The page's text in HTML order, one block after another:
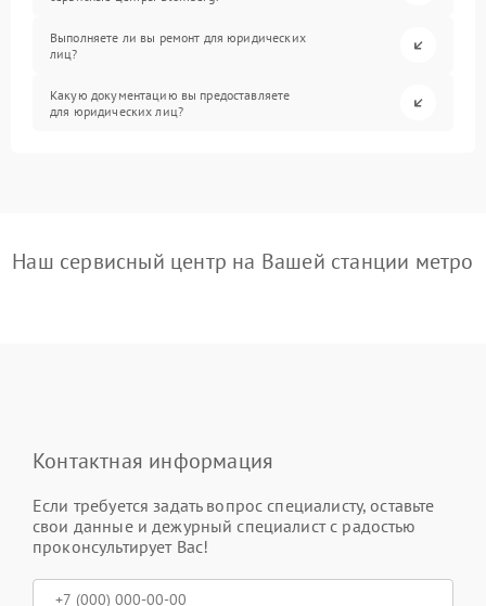
Выполняете ли вы ремонт для юридических
лиц?
Какую документацию вы предоставляете
для юридических лиц?
Наш сервисный центр на Вашей станции метро
Контактная информация
Если требуется задать вопрос специалисту, оставьте
свои данные и дежурный специалист с радостью
проконсультирует Вас!